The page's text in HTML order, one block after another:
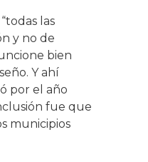
las
y no de
bien
Y ahí
por el año
fue que
municipios